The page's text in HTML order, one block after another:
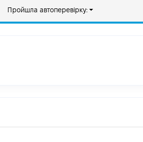
Пройшла автоперевірку: